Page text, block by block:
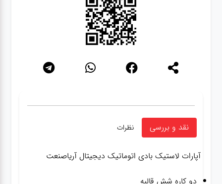
نقد و بررسی نظرات
آپارات لاستیک بادی اتوماتیک دیجیتال آریاصنعت
دو کاره شش قالبه